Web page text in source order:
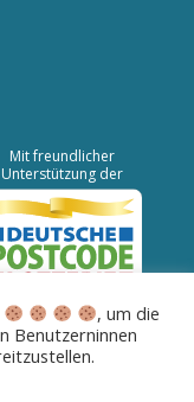
Mit freundlicher
Unterstützung der
0538 00 | BIC:
, um die
Benutzerninnen